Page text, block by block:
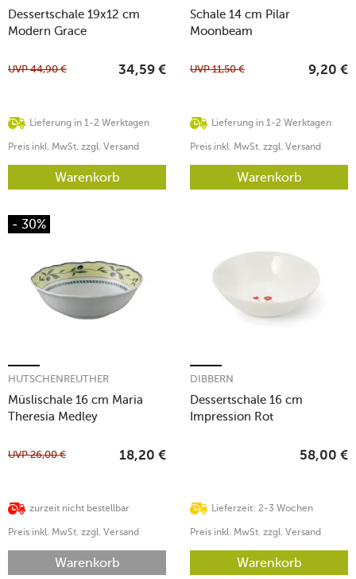
Dessertschale 19x12 cm
Modern Grace
Lieferung in 1-2 Werktagen
UVP44,90 € 34,59 €
Preis inkl. MwSt. zzgl. Versand
Warenkorb
Schale 14 cm Pilar
Moonbeam
Lieferung in 1-2 Werktagen
UVP11,50 € 9,20 €
Preis inkl. MwSt. zzgl. Versand
Warenkorb
- 30%
Müslischale 16 cm Maria
Theresia Medley
HUTSCHENREUTHER
zurzeit nicht bestellbar
UVP26,00 € 18,20 €
Preis inkl. MwSt. zzgl. Versand
Warenkorb
Dessertschale 16 cm
Impression Rot
DIBBERN
Lieferzeit: 2-3 Wochen
58,00 €
Preis inkl. MwSt. zzgl. Versand
Warenkorb